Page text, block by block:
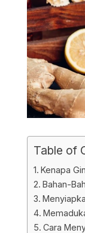
Table of
Kenapa
Bahan-
Cara